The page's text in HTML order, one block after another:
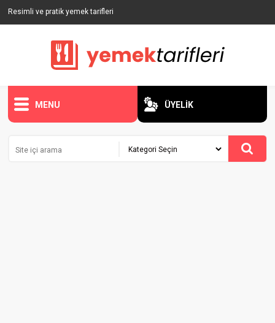
Resimli ve pratik yemek tarifleri
MENU ÜYELİK